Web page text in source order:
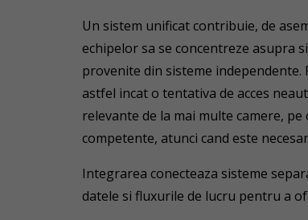
Un sistem unificat contribuie, de
echipelor sa se concentreze asupra
provenite din sisteme
astfel incat o tentativa de acces
relevante de la mai multe camere,
competente, atunci cand este
Integrarea conecteaza sisteme
datele si fluxurile de lucru pentru a